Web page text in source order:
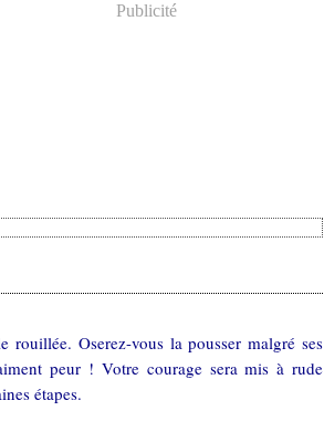
Publicité
Oserez-vous la pousser malgré ses
peur ! Votre courage sera mis à rude
étapes.